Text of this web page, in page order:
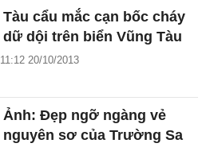
Tàu cẩu mắc cạn bốc cháy
dữ dội trên biển Vũng Tàu
11:12 20/10/2013
Ảnh: Đẹp ngỡ ngàng vẻ
nguyên sơ của Trường Sa